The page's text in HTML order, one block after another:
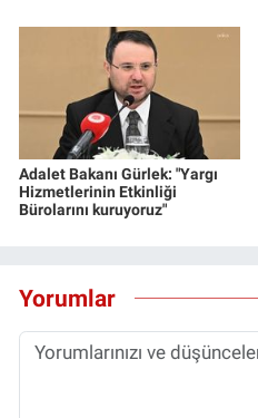
Adalet Bakanı Gürlek: "Yargı
Hizmetlerinin Etkinliği
Bürolarını kuruyoruz"
Yorumlar